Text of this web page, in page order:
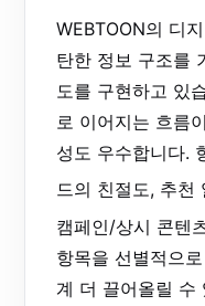
WEBTOON의 디
탄한 정보 구조를
도를 구현하고 있
로 이어지는 흐름
성도 우수합니다.
드의 친절도, 추천
캠페인/상시 콘텐
항목을 선별적으
계 더 끌어올릴 수